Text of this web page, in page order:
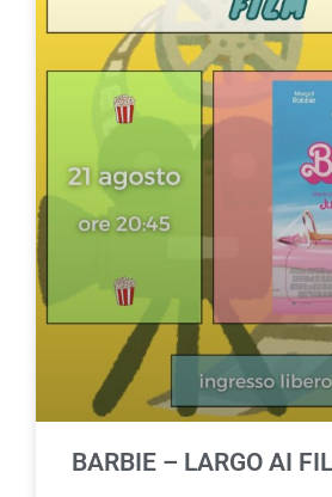
BARBIE – LARGO AI